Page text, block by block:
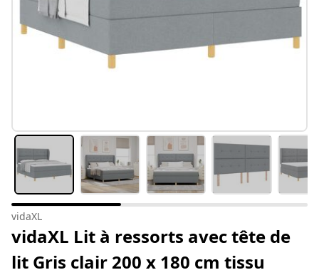
vidaXL
vidaXL Lit à ressorts avec tête de
lit Gris clair 200 x 180 cm tissu